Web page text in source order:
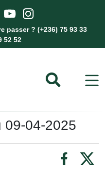
passer ? (+236) 75 93 33
52 52
09-04-2025